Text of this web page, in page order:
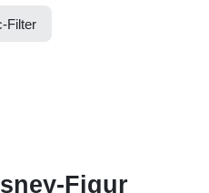
Filter
Figur